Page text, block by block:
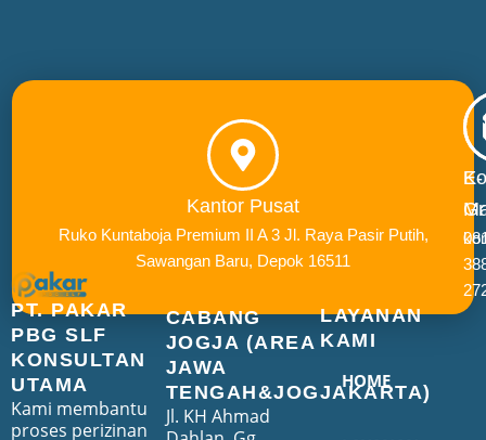
Kantor Pusat
Ruko Kuntaboja Premium II A 3 Jl. Raya Pasir Putih,
Sawangan Baru, Depok 16511
E-
PT. PAKAR
PBG SLF
KONSULTAN
UTAMA
Kami membantu
proses perizinan
CABANG
JOGJA (AREA
JAWA
TENGAH&JOGJAKARTA)
Jl. KH Ahmad
LAYANAN
KAMI
HOME